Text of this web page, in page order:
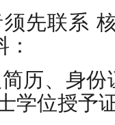
先联系
简历、身
学位授予